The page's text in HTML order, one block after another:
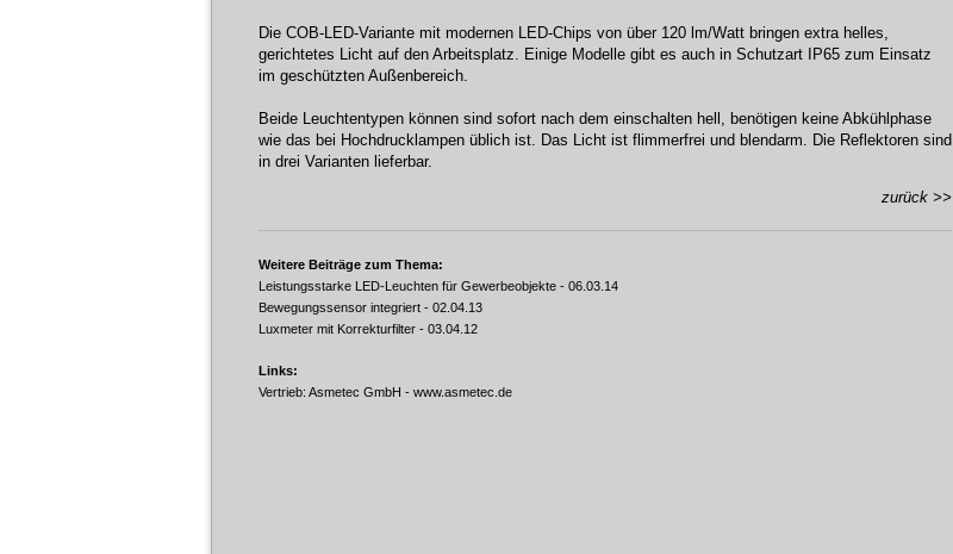
Die COB-LED-Variante mit modernen LED-Chips von über 120 lm/Watt bringen extra helles,
gerichtetes Licht auf den Arbeitsplatz. Einige Modelle gibt es auch in Schutzart IP65 zum Einsatz
im geschützten Außenbereich.
Beide Leuchtentypen können sind sofort nach dem einschalten hell, benötigen keine Abkühlphase
wie das bei Hochdrucklampen üblich ist. Das Licht ist flimmerfrei und blendarm. Die Reflektoren sind
in drei Varianten lieferbar.
zurück >>
Weitere Beiträge zum Thema:
Leistungsstarke LED-Leuchten für Gewerbeobjekte - 06.03.14
Bewegungssensor integriert - 02.04.13
Luxmeter mit Korrekturfilter - 03.04.12
Links:
Vertrieb: Asmetec GmbH - www.asmetec.de